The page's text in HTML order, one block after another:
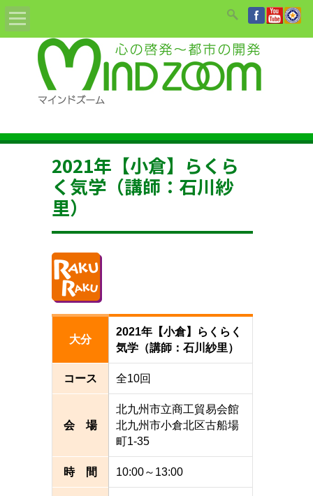
Home
ABOUT
教材/書籍/DVD
姓名鑑定依頼
セミナーのご案内
2021年【小倉】らくら
く気学（講師：石川紗
里）
大分
2021年【小倉】らくらく
気学（講師：石川紗里）
コース 全10回
会 場
北九州市立商工貿易会館
北九州市小倉北区古船場
町1-35
時 間 10:00～13:00